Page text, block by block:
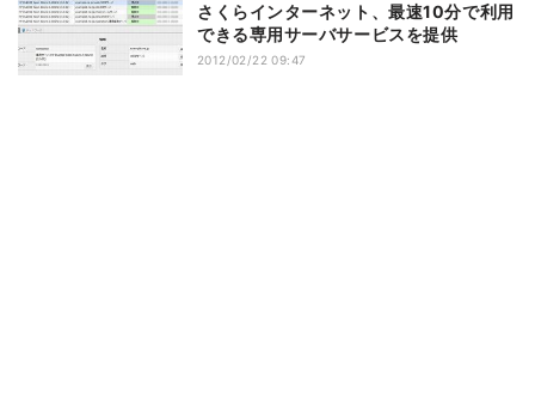
さくらインターネット、最速10分で利用
できる専用サーバサービスを提供
2012/02/22 09:47